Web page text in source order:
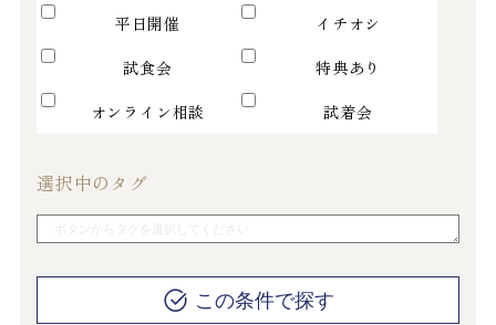
平日開催
イチオシ
試食会
特典あり
オンライン相談
試着会
選択中のタグ
この条件で探す